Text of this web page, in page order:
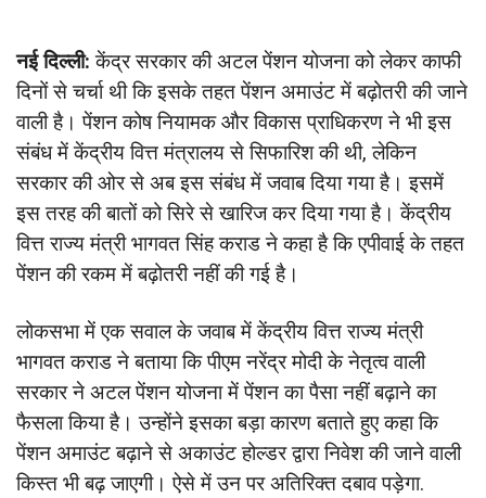
नई दिल्ली: केंद्र सरकार की अटल पेंशन योजना को लेकर काफी
दिनों से चर्चा थी कि इसके तहत पेंशन अमाउंट में बढ़ोतरी की जाने
वाली है। पेंशन कोष नियामक और विकास प्राधिकरण ने भी इस
संबंध में केंद्रीय वित्त मंत्रालय से सिफारिश की थी, लेकिन
सरकार की ओर से अब इस संबंध में जवाब दिया गया है। इसमें
इस तरह की बातों को सिरे से खारिज कर दिया गया है। केंद्रीय
वित्त राज्य मंत्री भागवत सिंह कराड ने कहा है कि एपीवाई के तहत
पेंशन की रकम में बढ़ोतरी नहीं की गई है।
लोकसभा में एक सवाल के जवाब में केंद्रीय वित्त राज्य मंत्री
भागवत कराड ने बताया कि पीएम नरेंद्र मोदी के नेतृत्व वाली
सरकार ने अटल पेंशन योजना में पेंशन का पैसा नहीं बढ़ाने का
फैसला किया है। उन्होंने इसका बड़ा कारण बताते हुए कहा कि
पेंशन अमाउंट बढ़ाने से अकाउंट होल्डर द्वारा निवेश की जाने वाली
किस्त भी बढ़ जाएगी। ऐसे में उन पर अतिरिक्त दबाव पड़ेगा.